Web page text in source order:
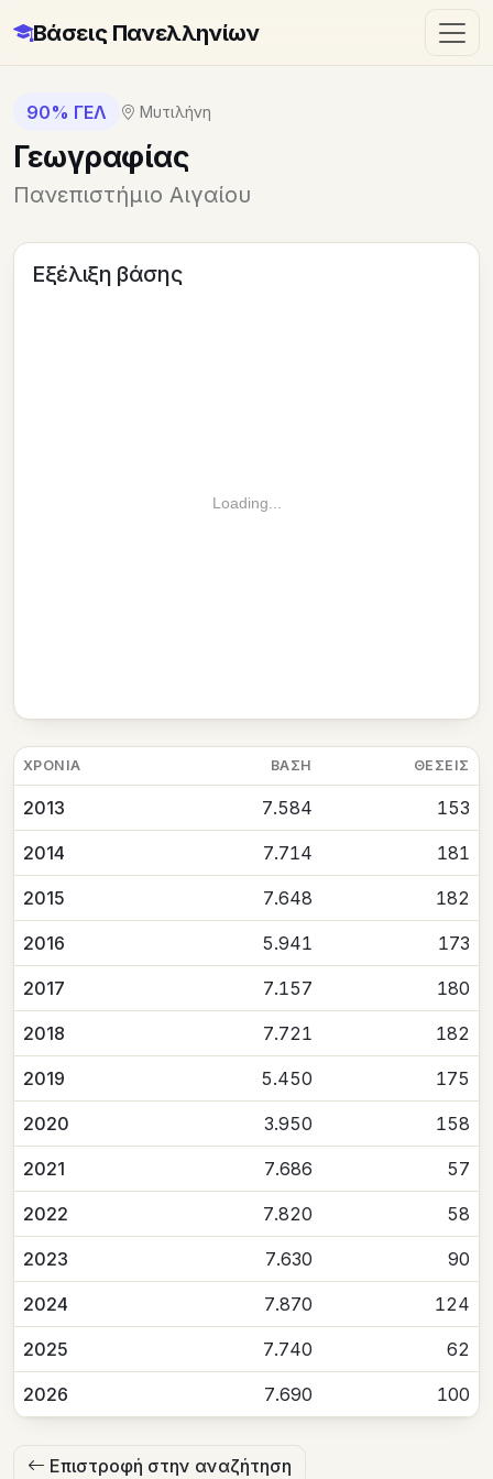
Βάσεις Πανελληνίων
90% ΓΕΛ Μυτιλήνη
Γεωγραφίας
Πανεπιστήμιο Αιγαίου
Εξέλιξη βάσης
Loading...
ΧΡΟΝΙΆ ΒΆΣΗ ΘΈΣΕΙΣ
2013 7.584 153
2014 7.714 181
2015 7.648 182
2016 5.941 173
2017 7.157 180
2018 7.721 182
2019 5.450 175
2020 3.950 158
2021 7.686 57
2022 7.820 58
2023 7.630 90
2024 7.870 124
2025 7.740 62
2026 7.690 100
Επιστροφή στην αναζήτηση